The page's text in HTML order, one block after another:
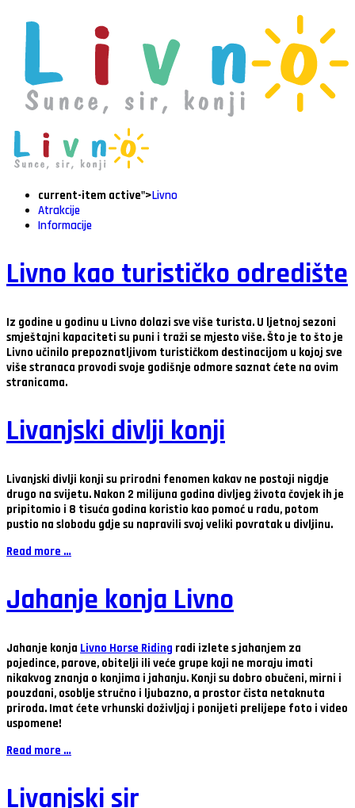
current-item active">Livno
Atrakcije
Informacije
Livno kao turističko odredište
Iz godine u godinu u Livno dolazi sve više turista. U ljetnoj sezoni
smještajni kapaciteti su puni i traži se mjesto više. Što je to što je
Livno učinilo prepoznatljivom turističkom destinacijom u kojoj sve
više stranaca provodi svoje godišnje odmore saznat ćete na ovim
stranicama.
Livanjski divlji konji
Livanjski divlji konji su prirodni fenomen kakav ne postoji nigdje
drugo na svijetu. Nakon 2 milijuna godina divljeg života čovjek ih je
pripitomio i 8 tisuća godina koristio kao pomoć u radu, potom
pustio na slobodu gdje su napravili svoj veliki povratak u divljinu.
Read more …
Jahanje konja Livno
Jahanje konja Livno Horse Riding radi izlete s jahanjem za
pojedince, parove, obitelji ili veće grupe koji ne moraju imati
nikakvog znanja o konjima i jahanju. Konji su dobro obučeni, mirni i
pouzdani, osoblje stručno i ljubazno, a prostor čista netaknuta
priroda. Imat ćete vrhunski doživljaj i ponijeti prelijepe foto i video
uspomene!
Read more …
Livanjski sir